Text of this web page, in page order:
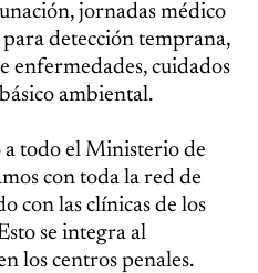
jornadas médico
detección temprana,
enfermedades, cuidados
ambiental.
a todo el Ministerio de
con toda la red de
con las clínicas de los
se integra al
los centros penales.